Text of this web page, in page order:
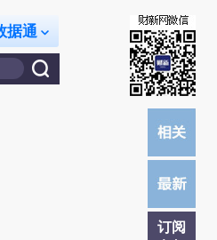
据通
订阅